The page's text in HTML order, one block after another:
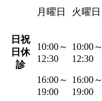
月曜日 火曜日
日祝
日休
診
10:00～
12:30
10:00～
12:30
16:00～
19:00
16:00～
19:00